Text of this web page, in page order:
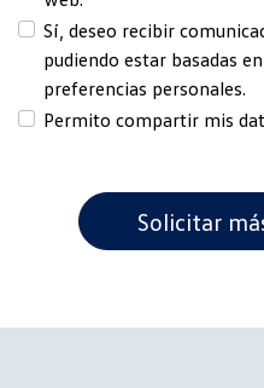
Sí, deseo recibir
pudiendo estar basadas
preferencias personales.
Permito compartir mis